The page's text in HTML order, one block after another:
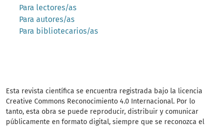
Para lectores/as
Para autores/as
Para bibliotecarios/as
Esta revista científica se encuentra registrada bajo la licencia
Creative Commons Reconocimiento 4.0 Internacional. Por lo
tanto, esta obra se puede reproducir, distribuir y comunicar
públicamente en formato digital, siempre que se reconozca el